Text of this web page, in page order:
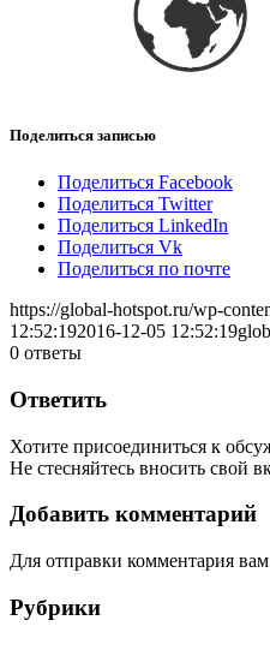
Поделиться записью
Поделиться Facebook
Поделиться Twitter
Поделиться LinkedIn
Поделиться Vk
Поделиться по почте
https://global-hotspot.ru/wp-
12:52:192016-12-05 12:52:19
0 ответы
Ответить
Хотите присоединиться к
Не стесняйтесь вносить свой
Добавить комментарий
Для отправки комментария
Рубрики